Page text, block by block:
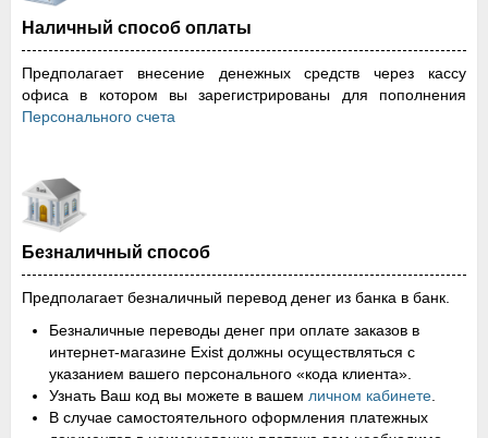
Наличный способ оплаты
Предполагает внесение денежных средств через кассу
офиса в котором вы зарегистрированы для пополнения
Персонального счета
Безналичный способ
Предполагает безналичный перевод денег из банка в банк.
Безналичные переводы денег при оплате заказов в
интернет-магазине Exist должны осуществляться с
указанием вашего персонального «кода клиента».
Узнать Ваш код вы можете в вашем личном кабинете
В случае самостоятельного оформления платежных